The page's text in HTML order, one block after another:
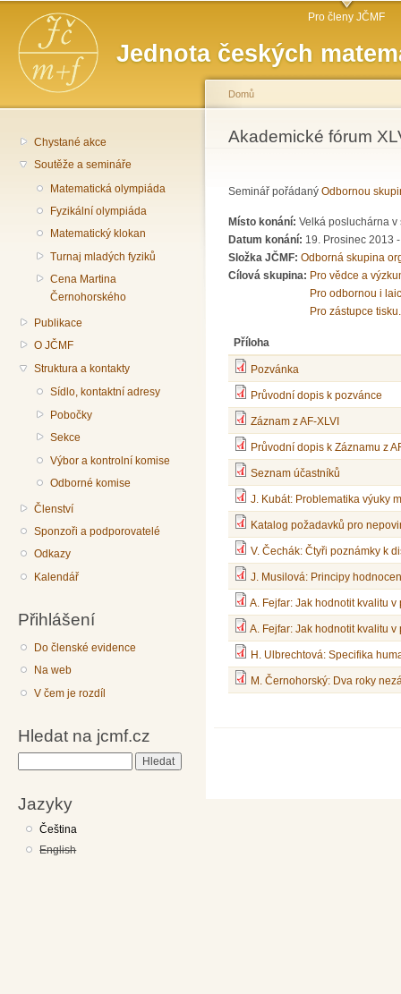
Jednota českých
Hlavní menu Pro členy JČMF
Chystané akce
Soutěže a semináře
Matematická olympiáda
Fyzikální olympiáda
Matematický klokan
Turnaj mladých fyziků
Cena Martina
Černohorského
Publikace
O JČMF
Struktura a kontakty
Sídlo, kontaktní adresy
Pobočky
Sekce
Výbor a kontrolní komise
Odborné komise
Členství
Sponzoři a podporovatelé
Odkazy
Kalendář
Přihlášení
Do členské evidence
Na web
V čem je rozdíl
Hledat na jcmf.cz
Jazyky
Čeština
English
Jste zde
Domů
Akademické fórum
Seminář pořádaný Odbornou
Místo konání: Velká posluchárna v
Datum konání: 19. Prosinec 2013
Složka JČMF: Odborná skupina
Cílová skupina: Pro vědce a
Pro odbornou i
Pro zástupce tisku.
Příloha
Pozvánka
Průvodní dopis k pozvánce
Záznam z AF-XLVI
Průvodní dopis k Záznamu z
Seznam účastníků
J. Kubát: Problematika výuky
Katalog požadavků pro
V. Čechák: Čtyři poznámky k
J. Musilová: Principy
A. Fejfar: Jak hodnotit kvalitu
A. Fejfar: Jak hodnotit kvalitu
H. Ulbrechtová: Specifika
M. Černohorský: Dva roky